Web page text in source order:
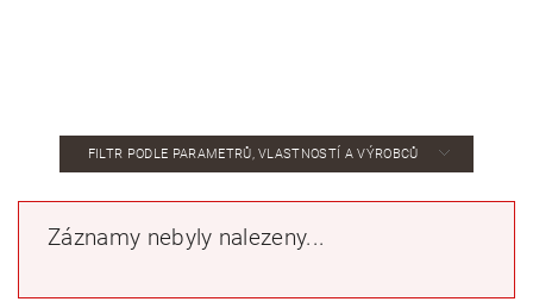
FILTR PODLE PARAMETRŮ, VLASTNOSTÍ A VÝROBCŮ
Záznamy nebyly nalezeny...